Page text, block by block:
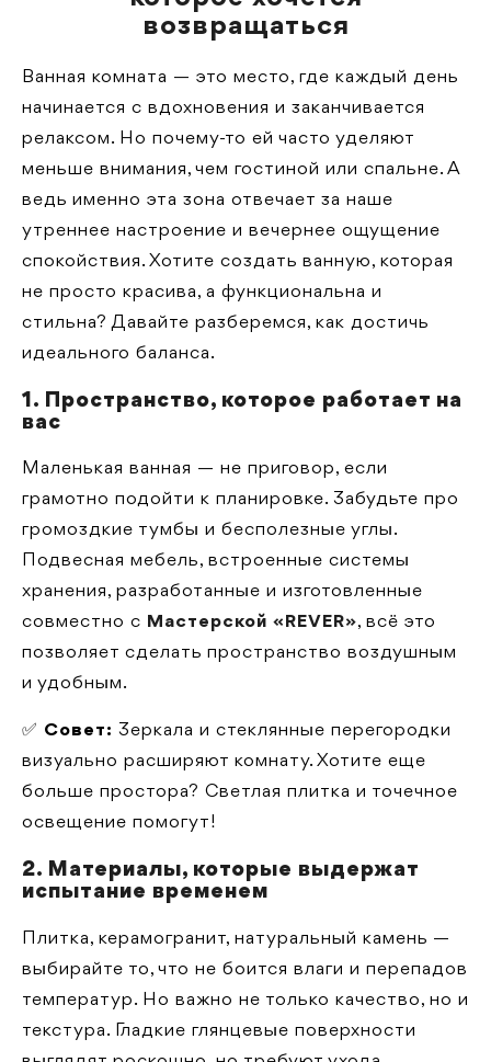
возвращаться
Ванная комната — это место, где каждый день
начинается с вдохновения и заканчивается
релаксом. Но почему-то ей часто уделяют
меньше внимания, чем гостиной или спальне. А
ведь именно эта зона отвечает за наше
утреннее настроение и вечернее ощущение
спокойствия. Хотите создать ванную, которая
не просто красива, а функциональна и
стильна? Давайте разберемся, как достичь
идеального баланса.
1. Пространство, которое работает на
вас
Маленькая ванная — не приговор, если
грамотно подойти к планировке. Забудьте про
громоздкие тумбы и бесполезные углы.
Подвесная мебель, встроенные системы
хранения, разработанные и изготовленные
совместно с Мастерской «REVER», всё это
позволяет сделать пространство воздушным
и удобным.
✅ Совет: Зеркала и стеклянные перегородки
визуально расширяют комнату. Хотите еще
больше простора? Светлая плитка и точечное
освещение помогут!
2. Материалы, которые выдержат
испытание временем
Плитка, керамогранит, натуральный камень —
выбирайте то, что не боится влаги и перепадов
температур. Но важно не только качество, но и
текстура. Гладкие глянцевые поверхности